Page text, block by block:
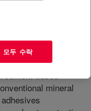
cement-based
mineral
모두 수락